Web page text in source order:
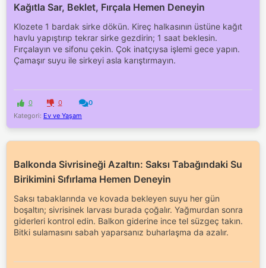
Kağıtla Sar, Beklet, Fırçala Hemen Deneyin
Klozete 1 bardak sirke dökün. Kireç halkasının üstüne kağıt
havlu yapıştırıp tekrar sirke gezdirin; 1 saat beklesin.
Fırçalayın ve sifonu çekin. Çok inatçıysa işlemi gece yapın.
Çamaşır suyu ile sirkeyi asla karıştırmayın.
0 0
0
Kategori: Ev ve Yaşam
Balkonda Sivrisineği Azaltın: Saksı Tabağındaki Su
Birikimini Sıfırlama Hemen Deneyin
Saksı tabaklarında ve kovada bekleyen suyu her gün
boşaltın; sivrisinek larvası burada çoğalır. Yağmurdan sonra
giderleri kontrol edin. Balkon giderine ince tel süzgeç takın.
Bitki sulamasını sabah yaparsanız buharlaşma da azalır.